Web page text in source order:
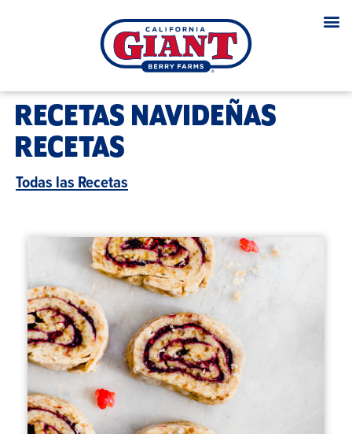
RECETAS NAVIDEÑAS
RECETAS
Todas las Recetas